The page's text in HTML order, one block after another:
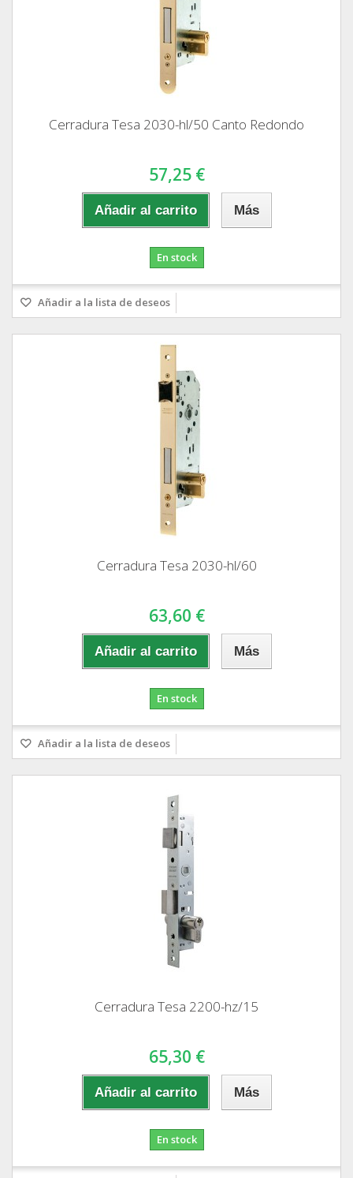
Cerradura Tesa 2030-hl/50 Canto Redondo
57,25 €
Añadir al carrito Más
En stock
Añadir a la lista de deseos
Cerradura Tesa 2030-hl/60
63,60 €
Añadir al carrito Más
En stock
Añadir a la lista de deseos
Cerradura Tesa 2200-hz/15
65,30 €
Añadir al carrito Más
En stock